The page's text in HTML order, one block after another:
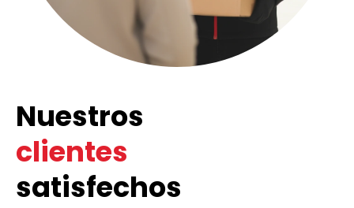
Nuestros
clientes
satisfechos